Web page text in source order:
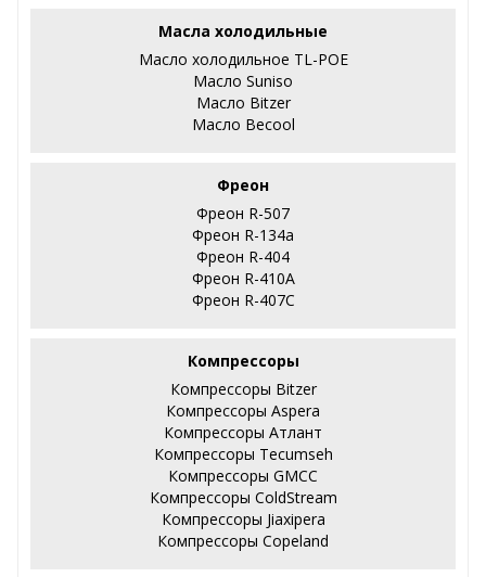
Масла холодильные
Масло холодильное TL-POE
Масло Suniso
Масло Bitzer
Масло Becool
Фреон
Фреон R-507
Фреон R-134a
Фреон R-404
Фреон R-410А
Фреон R-407С
Компрессоры
Компрессоры Bitzer
Компрессоры Aspera
Компрессоры Атлант
Компрессоры Tecumseh
Компрессоры GMCC
Компрессоры ColdStream
Компрессоры Jiaxipera
Компрессоры Copeland